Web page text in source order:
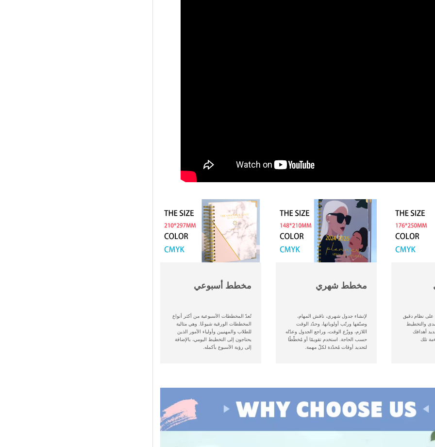
مخطط أسبوعي
تُعدّ المخططات الأسبوعية من أكثر أنواع
المخططات الورقية شيوعًا. وهي مثالية
للطلاب والمهنيين وأولياء الأمور الذين
يحتاجون إلى التخطيط اليومي، بالإضافة
إلى رؤية الأسبوع بأكمله.
مخطط شهري
لإنشاء جدول شهري، ناقش المهام،
وصنّفها ورتّب أولوياتها، وحدّد الوقت
اللازم، ووزّع الوقت، وراجع الجدول وعدّله
حسب الحاجة. استخدم تقويمًا أو مُخطّطًا
لتحديد أوقات مُحدّدة لكلّ مهمة.
على نظام دقيق
والتخطيط
أهدافك
تلك